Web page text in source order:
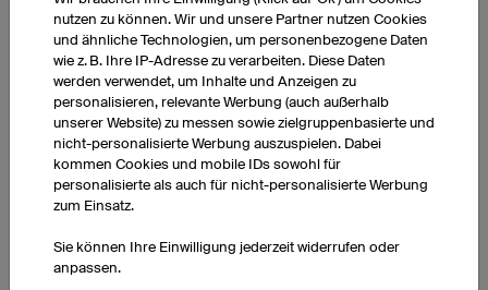
VON DEN BESTEN MITENTWICKELT
nutzen zu können. Wir und unsere Partner nutzen Cookies
und ähnliche Technologien, um personenbezogene Daten
wie z. B. Ihre IP-Adresse zu verarbeiten. Diese Daten
werden verwendet, um Inhalte und Anzeigen zu
personalisieren, relevante Werbung (auch außerhalb
unserer Website) zu messen sowie zielgruppenbasierte und
nicht-personalisierte Werbung auszuspielen. Dabei
kommen Cookies und mobile IDs sowohl für
personalisierte als auch für nicht-personalisierte Werbung
zum Einsatz.
Sie können Ihre Einwilligung jederzeit widerrufen oder
anpassen.